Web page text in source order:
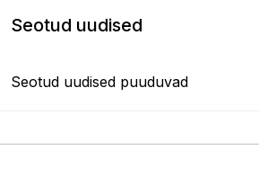
Seotud uudised
Seotud uudised puuduvad